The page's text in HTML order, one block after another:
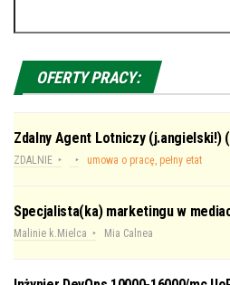
OFERTY PRACY:
Zdalny Agent Lotniczy (j.angielski!)
ZDALNIE umowa o pracę, pełny etat
Specjalista(ka) marketingu w
Malinie k.Mielca Mia Calnea